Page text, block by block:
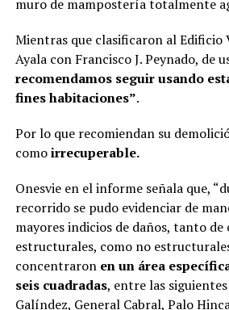
muro de mampostería totalmente
Mientras que clasificaron al Edificio
Ayala con Francisco J. Peynado, de
recomendamos seguir usando
fines habitaciones”.
Por lo que recomiendan su
comoirrecuperable.
Onesvie en el informe señala que,
recorrido se pudo evidenciar de
mayores indicios de daños, tanto de
estructurales, como no
concentraron en un área
seis cuadradas, entre las siguientes
Galíndez, General Cabral, Palo